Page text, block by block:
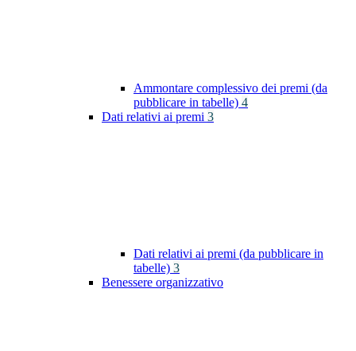
Ammontare complessivo dei premi (da
pubblicare in tabelle) 4
Dati relativi ai premi 3
Dati relativi ai premi (da pubblicare in
tabelle) 3
Benessere organizzativo